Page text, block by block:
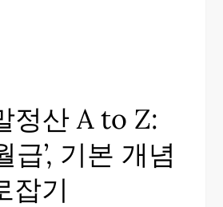
정산 A to Z:
급’, 기본 개념
잡기